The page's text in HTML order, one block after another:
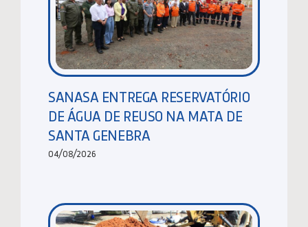
SANASA ENTREGA RESERVATÓRIO
DE ÁGUA DE REUSO NA MATA DE
SANTA GENEBRA
04/08/2026